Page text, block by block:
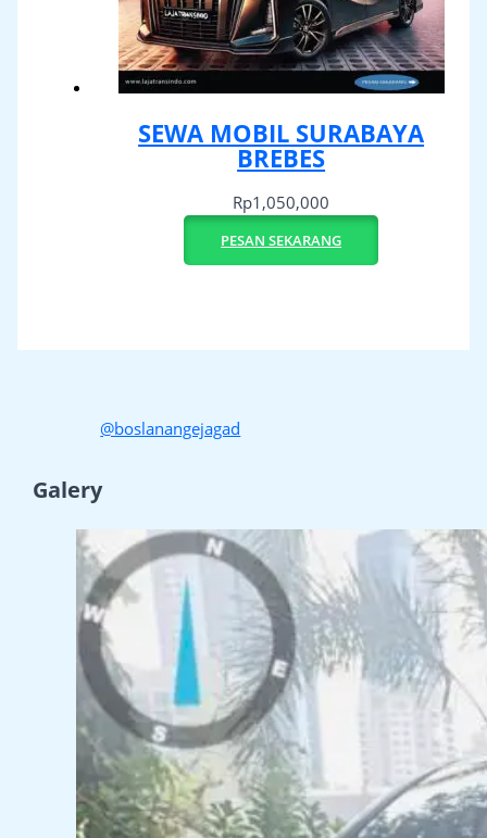
SEWA MOBIL SURABAYA
BREBES
Rp1,050,000
PESAN SEKARANG
@boslanangejagad
Galery